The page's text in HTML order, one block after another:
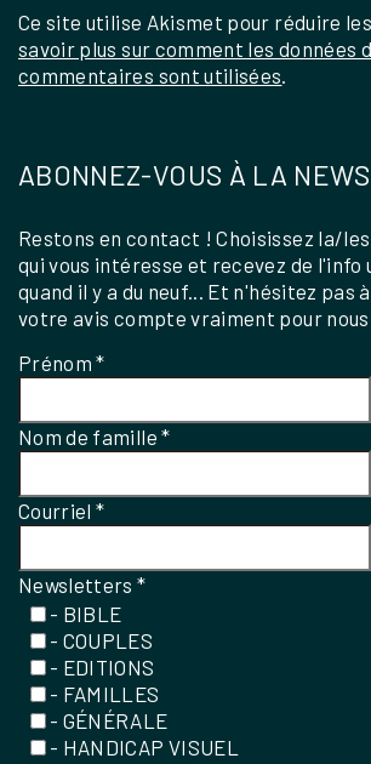
Ce site utilise Akismet pour réduire
savoir plus sur comment les données
commentaires sont utilisées
ABONNEZ-VOUS À LA
Restons en contact ! Choisissez la/
qui vous intéresse et recevez de l'info
quand il y a du neuf... Et n'hésitez pas
votre avis compte vraiment pour nous
Prénom*
Nom de famille*
Courriel*
Newsletters*
- BIBLE
- COUPLES
- EDITIONS
- FAMILLES
- GÉNÉRALE
- HANDICAP VISUEL